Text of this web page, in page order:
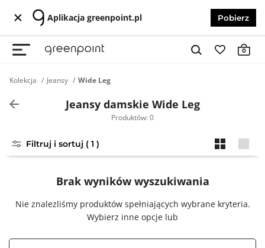
Aplikacja greenpoint.pl Pobierz
0
Kolekcja Jeansy Wide Leg
Jeansy damskie Wide Leg
Produktów: 0
Filtruj i sortuj ( 1 )
Brak wyników wyszukiwania
Nie znalezliśmy produktów spełniających wybrane kryteria.
Wybierz inne opcje lub